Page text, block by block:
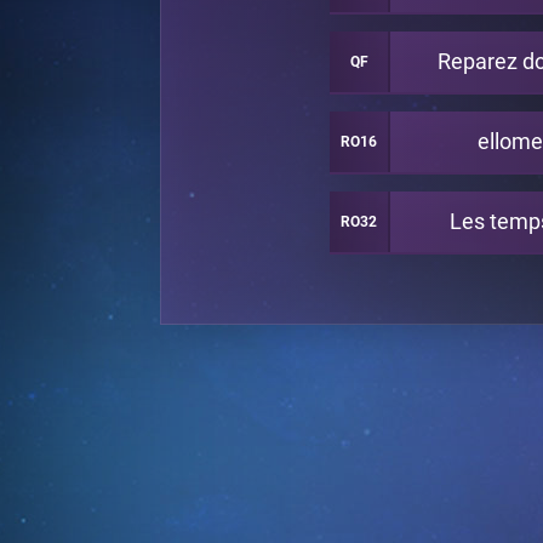
QF Reparez
RO16
RO32 Les